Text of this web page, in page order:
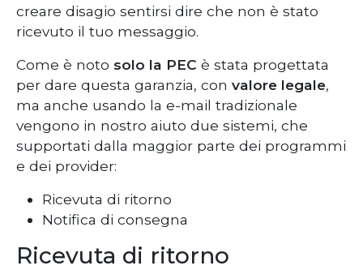
creare disagio sentirsi dire che non è stato
ricevuto il tuo messaggio.
Come è noto solo la PEC è stata progettata
per dare questa garanzia, con valore legale,
ma anche usando la e-mail tradizionale
vengono in nostro aiuto due sistemi, che
supportati dalla maggior parte dei programmi
e dei provider:
Ricevuta di ritorno
Notifica di consegna
Ricevuta di ritorno